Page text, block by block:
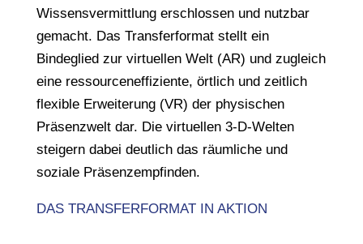
Wissensvermittlung erschlossen und nutzbar
gemacht. Das Transferformat stellt ein
Bindeglied zur virtuellen Welt (AR) und zugleich
eine ressourceneffiziente, örtlich und zeitlich
flexible Erweiterung (VR) der physischen
Präsenzwelt dar. Die virtuellen 3-D-Welten
steigern dabei deutlich das räumliche und
soziale Präsenzempfinden.
DAS TRANSFERFORMAT IN AKTION